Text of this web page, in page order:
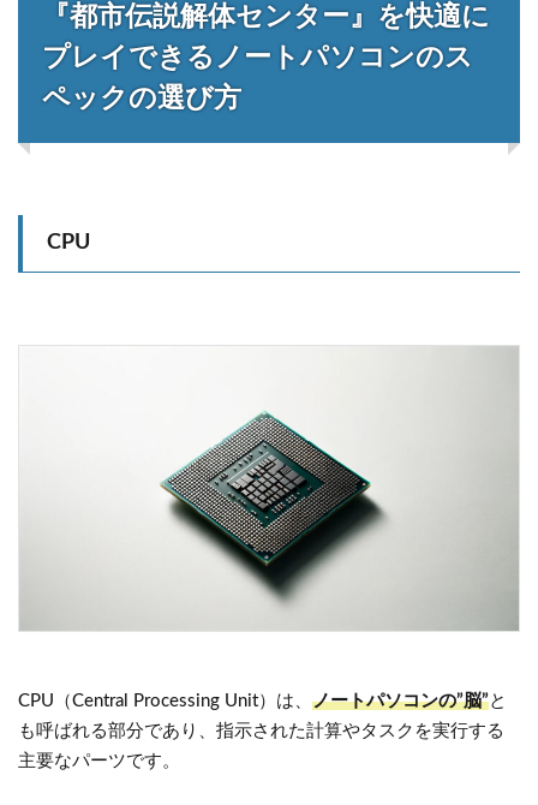
『都市伝説解体センター』を快適に
プレイできるノートパソコンのス
ペックの選び方
CPU
CPU（Central Processing Unit）は、 ノートパソコンの”脳”と
も呼ばれる部分であり、指示された計算やタスクを実行する
主要なパーツです。